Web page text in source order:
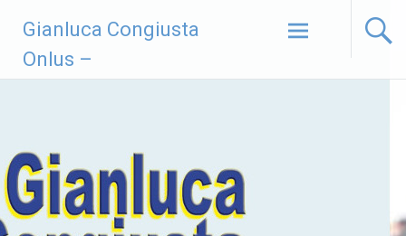
contenuto
Gianluca Congiusta
Onlus –